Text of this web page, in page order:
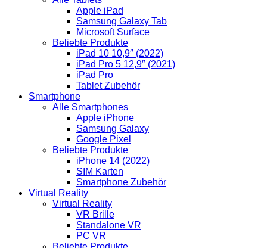
Apple iPad
Samsung Galaxy Tab
Microsoft Surface
Beliebte Produkte
iPad 10 10,9″ (2022)
iPad Pro 5 12,9″ (2021)
iPad Pro
Tablet Zubehör
Smartphone
Alle Smartphones
Apple iPhone
Samsung Galaxy
Google Pixel
Beliebte Produkte
iPhone 14 (2022)
SIM Karten
Smartphone Zubehör
Virtual Reality
Virtual Reality
VR Brille
Standalone VR
PC VR